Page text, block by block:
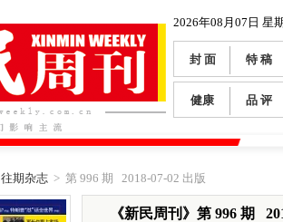
2026年08月07日 星
封 面 特 稿
健康 品 评
往期杂志> 第 996 期 2018-07-02 出版
《新民周刊》第 996 期